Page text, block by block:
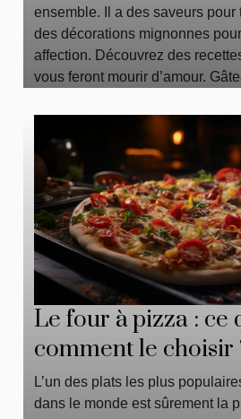
ensemble. Il a des saveurs pour
des décorations mignonnes
affection. Découvrez des
vous feront mourir d’amour.
Le four à pizza : ce
comment le choisir
L’un des plats les plus
dans le monde est sûrement la